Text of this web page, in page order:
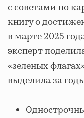
с советами по
книгу о
в марте 2025
эксперт
«зеленых
выделила за